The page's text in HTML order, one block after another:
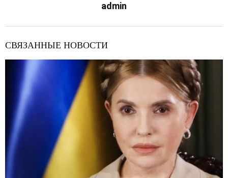
admin
СВЯЗАННЫЕ НОВОСТИ